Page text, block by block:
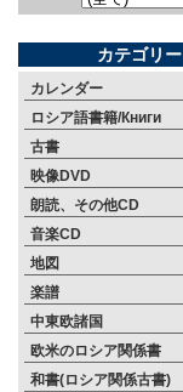
カテゴリー
カレンダー
ロシア語書籍/Книги
古書
映像DVD
朗読、その他CD
音楽CD
地図
楽譜
中東欧諸国
欧米のロシア関係書
和書(ロシア関係古書)